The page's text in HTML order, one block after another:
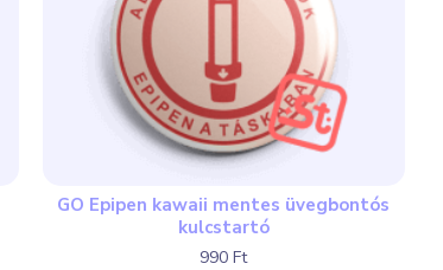
GO Epipen kawaii mentes üvegbontós
kulcstartó
990 Ft